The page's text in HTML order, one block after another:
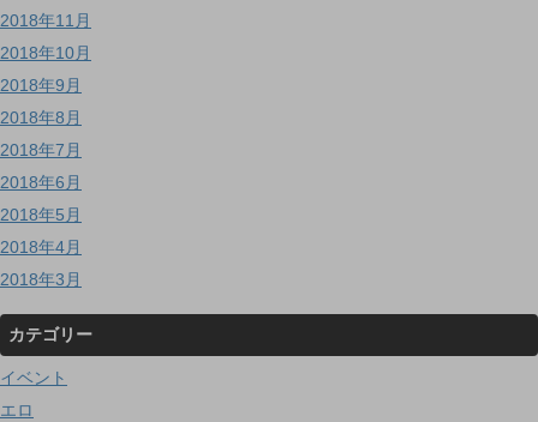
2018年11月
2018年10月
2018年9月
2018年8月
2018年7月
2018年6月
2018年5月
2018年4月
2018年3月
カテゴリー
イベント
エロ